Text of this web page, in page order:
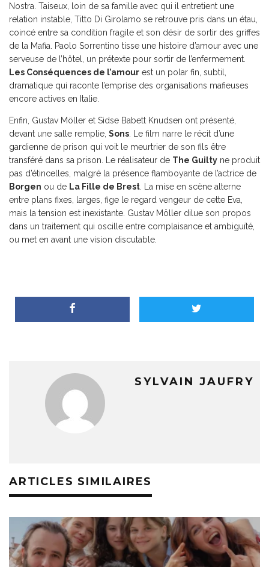
Nostra. Taiseux, loin de sa famille avec qui il entretient une
relation instable, Titto Di Girolamo se retrouve pris dans un étau,
coincé entre sa condition fragile et son désir de sortir des griffes
de la Mafia. Paolo Sorrentino tisse une histoire d’amour avec une
serveuse de l’hôtel, un prétexte pour sortir de l’enfermement.
Les Conséquences de l’amour est un polar fin, subtil,
dramatique qui raconte l’emprise des organisations mafieuses
encore actives en Italie.
Enfin, Gustav Möller et Sidse Babett Knudsen ont présenté,
devant une salle remplie, Sons . Le film narre le récit d’une
gardienne de prison qui voit le meurtrier de son fils être
transféré dans sa prison. Le réalisateur de The Guilty ne produit
pas d’étincelles, malgré la présence flamboyante de l’actrice de
Borgen ou de La Fille de Brest . La mise en scène alterne
entre plans fixes, larges, fige le regard vengeur de cette Eva,
mais la tension est inexistante. Gustav Möller dilue son propos
dans un traitement qui oscille entre complaisance et ambiguïté,
ou met en avant une vision discutable.
SYLVAIN JAUFRY
ARTICLES SIMILAIRES